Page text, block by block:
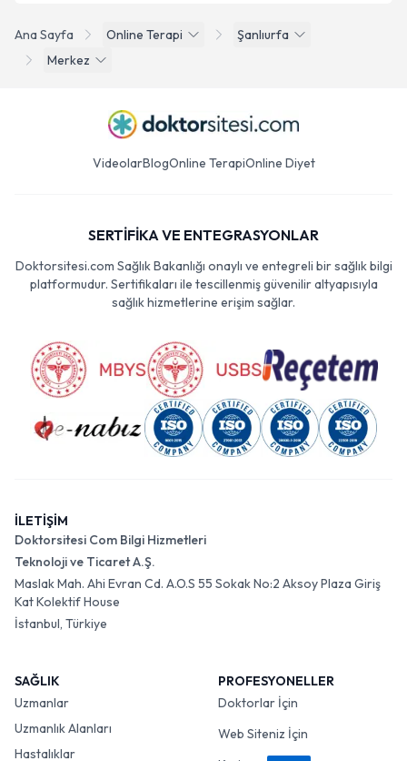
Ana Sayfa Online Terapi
Şanlıurfa
Merkez
VideolarBlogOnline TerapiOnline Diyet
SERTİFİKA VE ENTEGRASYONLAR
Doktorsitesi.com Sağlık Bakanlığı onaylı ve entegreli bir sağlık bilgi
platformudur. Sertifikaları ile tescillenmiş güvenilir altyapısıyla
sağlık hizmetlerine erişim sağlar.
İLETİŞİM
Doktorsitesi Com Bilgi Hizmetleri
Teknoloji ve Ticaret A.Ş.
Maslak Mah. Ahi Evran Cd. A.O.S 55 Sokak No:2 Aksoy Plaza Giriş
Kat Kolektif House
İstanbul, Türkiye
SAĞLIK
Uzmanlar
Uzmanlık Alanları
Hastalıklar
PROFESYONELLER
Doktorlar İçin
Web Siteniz İçin